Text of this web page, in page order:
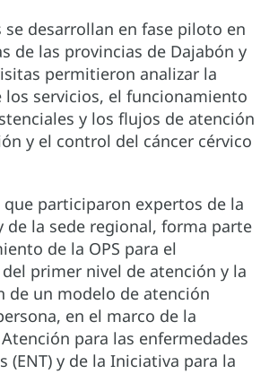
se desarrollan en fase piloto en
de las provincias de Dajabón y
permitieron analizar la
los servicios, el funcionamiento
y los flujos de atención
y el control del cáncer cérvico
que participaron expertos de la
de la sede regional, forma parte
de la OPS para el
primer nivel de atención y la
de un modelo de atención
en el marco de la
para las enfermedades
(ENT) y de la Iniciativa para la